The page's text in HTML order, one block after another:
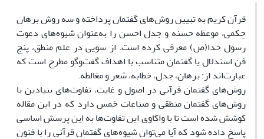
قرآن کریم به تبیین روش‌های گفتمان پرداخته و سه روش برهان
حِکمی، موعظه حسنه و جدل احسن را به‌عنوان شیوه‌های دعوت
رسول خدا(ص) معرفی کرده است. از سویی در علم منطق، پنج
فن استدلال یا گفتمان متناسب با اهداف گفت‌وگو مطرح است که
عبارت‌اند از: برهان، جدل، خطابه، شعر و مغالطه.
روش‌های گفتمان قرآنی در اصول و غایت، تفاوت‌های بنیادین با
روش‌های گفتمان منطقی و صناعات خمس دارد که در این مقاله
کوشش شده است تا با واکاوی این تفاوت‌ها به این پرسش اساسی
پاسخ داده شود که آیا می‌توان شیوه‌های گفتمان قرآنی را با فنون